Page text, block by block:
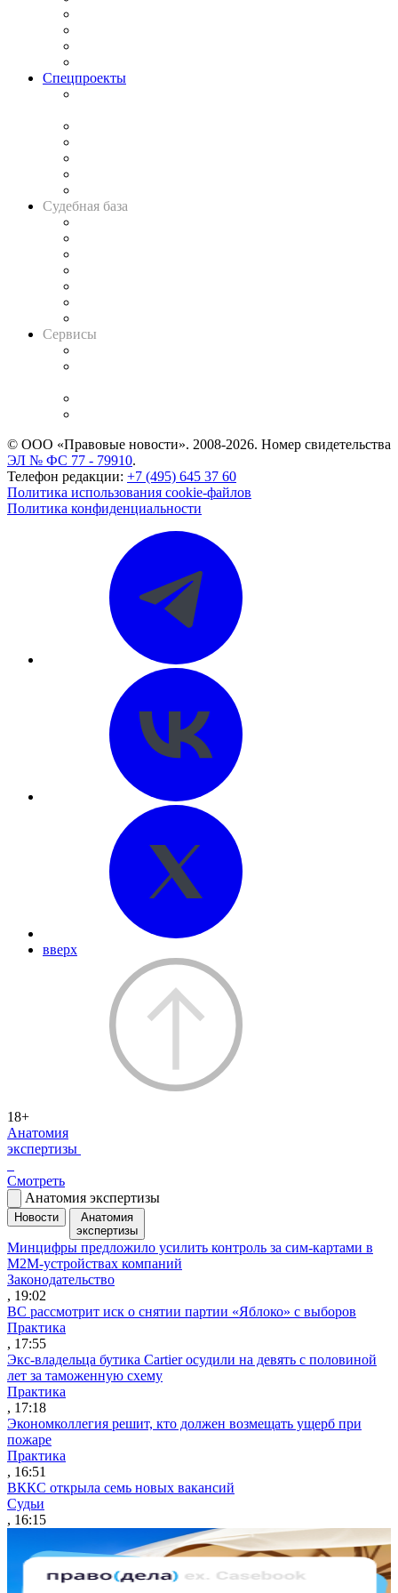
Спецпроекты
Судебная база
Сервисы
© ООО «Правовые новости». 2008-2026. Номер свидетельства
ЭЛ № ФС 77 - 79910.
Телефон редакции: +7 (495) 645 37 60
Политика использования cookie-файлов
Политика конфиденциальности
вверх
18+
Анатомия
экспертизы
Смотреть
Анатомия экспертизы
Новости
Анатомия
экспертизы
Минцифры предложило усилить контроль за сим-картами в
M2M-устройствах компаний
Законодательство
, 19:02
ВС рассмотрит иск о снятии партии «Яблоко» с выборов
Практика
, 17:55
Экс-владельца бутика Cartier осудили на девять с половиной
лет за таможенную схему
Практика
, 17:18
Экономколлегия решит, кто должен возмещать ущерб при
пожаре
Практика
, 16:51
ВККС открыла семь новых вакансий
Судьи
, 16:15